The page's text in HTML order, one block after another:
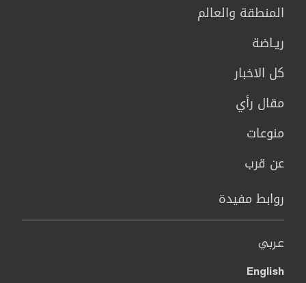
المنطقة والعالم
ريـاضة
كل الاخبار
مقال رأي
منوعات
عن قرب
روابط مفيدة
عربي
English